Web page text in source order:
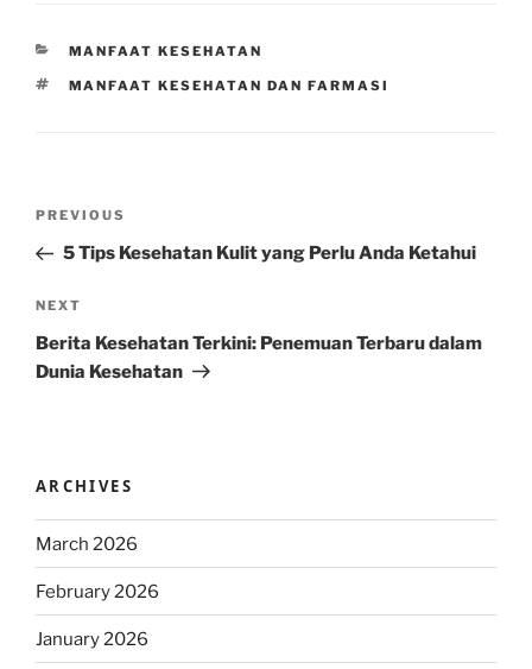
CATEGORIES
MANFAAT KESEHATAN
TAGS
MANFAAT KESEHATAN DAN FARMASI
Previous
Post
PREVIOUS
5 Tips Kesehatan Kulit yang Perlu Anda Ketahui
Next
Post
NEXT
Berita Kesehatan Terkini: Penemuan Terbaru dalam
Dunia Kesehatan
ARCHIVES
March 2026
February 2026
January 2026